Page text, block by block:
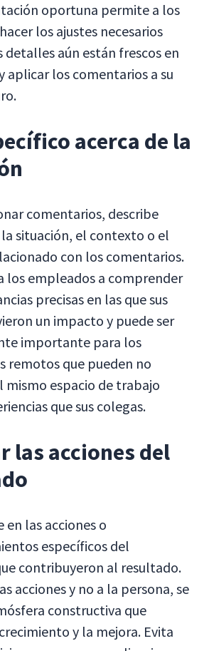
oportuna permite a los
los ajustes necesarios
detalles aún están frescos en
aplicar los comentarios a su
acerca de la
comentarios, describe
situación, el contexto o el
con los comentarios.
los empleados a comprender
precisas en las que sus
un impacto y puede ser
importante para los
remotos que pueden no
espacio de trabajo
que sus colegas.
las acciones del
en las acciones o
específicos del
contribuyeron al resultado.
acciones y no a la persona, se
constructiva que
y la mejora. Evita